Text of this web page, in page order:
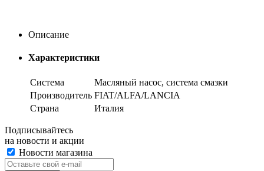
Описание
Характеристики
Система
Масляный насос, система смазки
Производитель FIAT/ALFA/LANCIA
Страна
Италия
Подписывайтесь
на новости и акции
Новости магазина